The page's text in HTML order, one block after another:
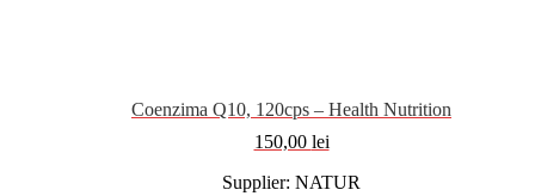
Coenzima Q10, 120cps – Health Nutrition
150,00 lei
Supplier: NATUR